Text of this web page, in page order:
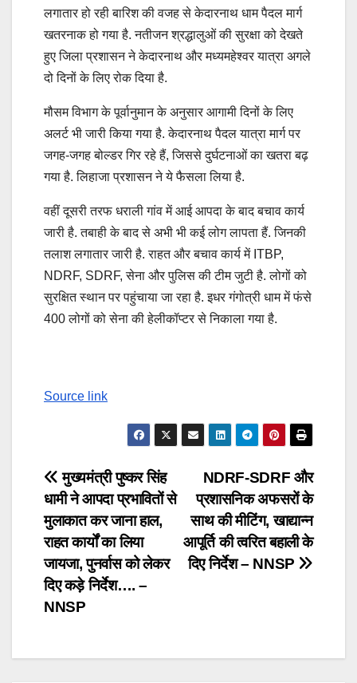
लगातार हो रही बारिश की वजह से केदारनाथ धाम पैदल मार्ग
खतरनाक हो गया है. नतीजन श्रद्धालुओं की सुरक्षा को देखते
हुए जिला प्रशासन ने केदारनाथ और मध्यमहेश्वर यात्रा अगले
दो दिनों के लिए रोक दिया है.
मौसम विभाग के पूर्वानुमान के अनुसार आगामी दिनों के लिए
अलर्ट भी जारी किया गया है. केदारनाथ पैदल यात्रा मार्ग पर
जगह-जगह बोल्डर गिर रहे हैं, जिससे दुर्घटनाओं का खतरा बढ़
गया है. लिहाजा प्रशासन ने ये फैसला लिया है.
वहीं दूसरी तरफ धराली गांव में आई आपदा के बाद बचाव कार्य
जारी है. तबाही के बाद से अभी भी कई लोग लापता हैं. जिनकी
तलाश लगातार जारी है. राहत और बचाव कार्य में ITBP,
NDRF, SDRF, सेना और पुलिस की टीम जुटी है. लोगों को
सुरक्षित स्थान पर पहुंचाया जा रहा है. इधर गंगोत्री धाम में फंसे
400 लोगों को सेना की हेलीकॉप्टर से निकाला गया है.
Source link
Post
navigation
NDRF-SDRF और
प्रशासनिक अफसरों के
साथ की मीटिंग, खाद्यान्न
आपूर्ति की त्वरित बहाली के
दिए निर्देश – NNSP
मुख्यमंत्री पुष्कर सिंह
धामी ने आपदा प्रभावितों से
मुलाकात कर जाना हाल,
राहत कार्यों का लिया
जायजा, पुनर्वास को लेकर
दिए कड़े निर्देश…. –
NNSP